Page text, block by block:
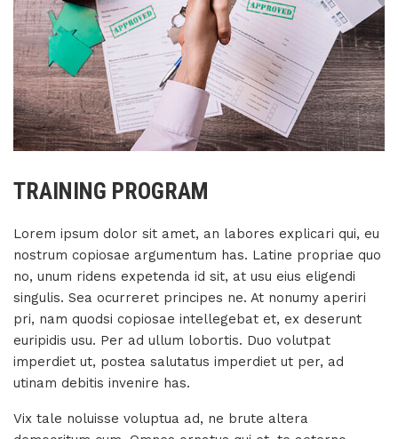
TRAINING PROGRAM
Lorem ipsum dolor sit amet, an labores explicari qui, eu
nostrum copiosae argumentum has. Latine propriae quo
no, unum ridens expetenda id sit, at usu eius eligendi
singulis. Sea ocurreret principes ne. At nonumy aperiri
pri, nam quodsi copiosae intellegebat et, ex deserunt
euripidis usu. Per ad ullum lobortis. Duo volutpat
imperdiet ut, postea salutatus imperdiet ut per, ad
utinam debitis invenire has.
Vix tale noluisse voluptua ad, ne brute altera